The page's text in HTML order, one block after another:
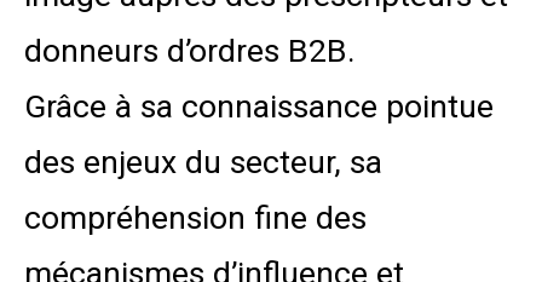
donneurs d’ordres B2B.
Grâce à sa connaissance pointue
des enjeux du secteur, sa
compréhension fine des
mécanismes d’influence et